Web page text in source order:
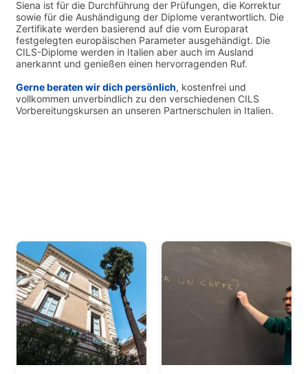
Siena ist für die Durchführung der Prüfungen, die Korrektur
sowie für die Aushändigung der Diplome verantwortlich. Die
Zertifikate werden basierend auf die vom Europarat
festgelegten europäischen Parameter ausgehändigt. Die
CILS-Diplome werden in Italien aber auch im Ausland
anerkannt und genießen einen hervorragenden Ruf.
Gerne beraten wir dich persönlich, kostenfrei und
vollkommen unverbindlich zu den verschiedenen CILS
Vorbereitungskursen an unseren Partnerschulen in Italien.